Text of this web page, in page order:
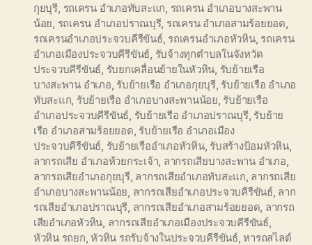
กุยบุรี รถเครน อำเภอทับสะแก รถเครน อำเภอบางสะพาน
น้อย รถเครน อำเภอปราณบุรี, รถเครน อำเภอสามร้อยยอด
รถเครนอำเภอประจวบคีรีขันธ์, รถเครนอำเภอหัวหิน, รถเครน
อำเภอเมืองประจวบคีรีขันธ์ รับจ้างทุกตำบลในจังหวัด
ประจวบคีรีขันธ์ รับยกเคลื่อนย้ายในหัวหิน รับย้ายเรือ
บางสะพาน อำเภอ รับย้ายเรือ อำเภอกุยบุรี, รับย้ายเรือ อำเภอ
ทับสะแก รับย้ายเรือ อำเภอบางสะพานน้อย รับย้ายเรือ
อำเภอประจวบคีรีขันธ์ รับย้ายเรือ อำเภอปราณบุรี, รับย้าย
เรือ อำเภอสามร้อยยอด รับย้ายเรือ อำเภอเมือง
ประจวบคีรีขันธ์ รับย้ายเรืออำเภอหัวหิน, รับสร้างป้อมหัวหิน,
ลากรถเสีย อำเภอห้วยกระเจ้า ลากรถเสียบางสะพาน อำเภอ
ลากรถเสียอำเภอกุยบุรี, ลากรถเสียอำเภอทับสะแก ลากรถเสีย
อำเภอบางสะพานน้อย ลากรถเสียอำเภอประจวบคีรีขันธ์, ลาก
รถเสียอำเภอปราณบุรี ลากรถเสียอำเภอสามร้อยยอด ลากรถ
เสียอำเภอหัวหิน ลากรถเสียอำเภอเมืองประจวบคีรีขันธ์,
หัวหิน รถยก ,หัวหิน รถรับจ้างในประจวบคีรีขันธ์,หารถสไลด์